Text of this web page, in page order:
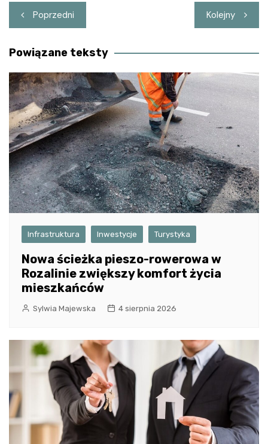
Nawigacja
wpisu
Poprzedni Kolejny
Powiązane teksty
Infrastruktura Inwestycje Turystyka
Nowa ścieżka pieszo-rowerowa w
Rozalinie zwiększy komfort życia
mieszkańców
Sylwia Majewska 4 sierpnia 2026